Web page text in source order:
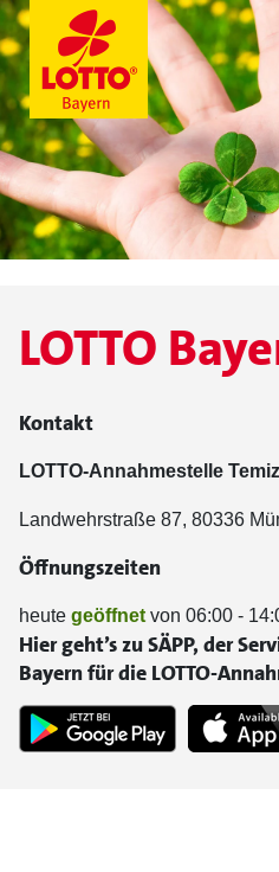
LOTTO
Kontakt
LOTTO-Annahmestelle
Landwehrstraße 87, 80336
Öffnungszeiten
heute geöffnet von 06:00 -
Hier geht’s zu SÄPP, der
Bayern für die LOTTO-